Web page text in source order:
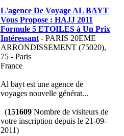
L'agence De Voyage AL BAYT
Vous Propose : HAJJ 2011
Formule 5 ETOILES à Un Prix
Intéressant- PARIS 20EME
ARRONDISSEMENT (75020),
75 - Paris
France
Al bayt est une agence de
voyages nouvelle générat...
(151609Nombre de visiteurs de
votre inscription depuis le 21-09-
2011)